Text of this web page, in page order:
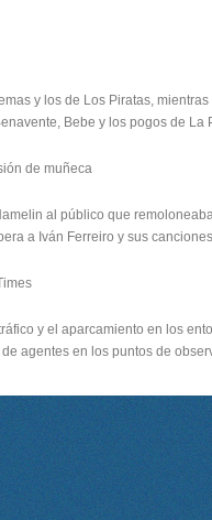
y los de Los Piratas,
Bebe y los pogos de La
de muñeca
al público que
a Iván Ferreiro y sus
y el aparcamiento en los
agentes en los puntos de